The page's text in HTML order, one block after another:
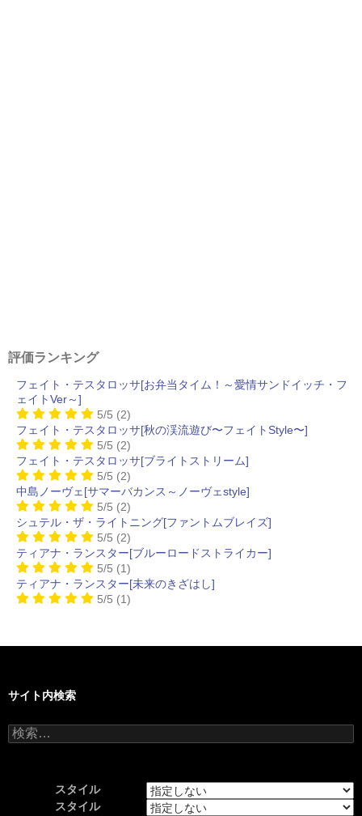
評価ランキング
フェイト・テスタロッサ[お弁当タイム！～愛情サンドイッチ・フ
ェイトVer～]
5/5 (2)
フェイト・テスタロッサ[秋の渓流遊び〜フェイトStyle〜]
5/5 (2)
フェイト・テスタロッサ[ブライトストリーム]
5/5 (2)
中島ノーヴェ[サマーバカンス～ノーヴェstyle]
5/5 (2)
シュテル・ザ・ライトニング[ファントムブレイズ]
5/5 (2)
ティアナ・ランスター[ブルーロードストライカー]
5/5 (1)
ティアナ・ランスター[未来のきざはし]
5/5 (1)
サイト内検索
検
索:
スタイル
スタイル